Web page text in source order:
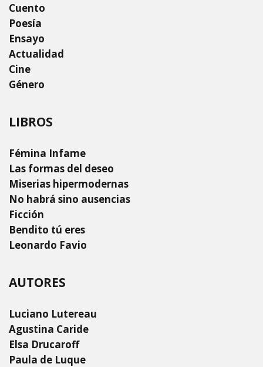
Cuento
Poesía
Ensayo
Actualidad
Cine
Género
LIBROS
Fémina Infame
Las formas del deseo
Miserias hipermodernas
No habrá sino ausencias
Ficción
Bendito tú eres
Leonardo Favio
AUTORES
Luciano Lutereau
Agustina Caride
Elsa Drucaroff
Paula de Luque